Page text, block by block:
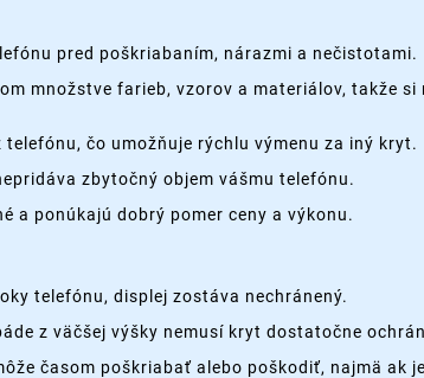
pred poškriabaním, nárazmi a nečistotami.
množstve farieb, vzorov a materiálov, takže
čo umožňuje rýchlu výmenu za iný kryt.
zbytočný objem vášmu telefónu.
a ponúkajú dobrý pomer ceny a výkonu.
telefónu, displej zostáva nechránený.
z väčšej výšky nemusí kryt dostatočne
časom poškriabať alebo poškodiť, najmä ak